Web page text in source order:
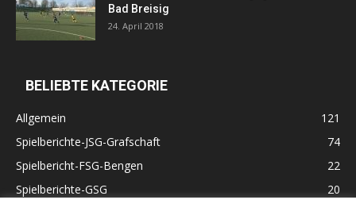
Bad Breisig
24. April 2018
BELIEBTE KATEGORIE
Allgemein
121
Spielberichte-JSG-Grafschaft
74
Spielbericht-FSG-Bengen
22
Spielberichte-GSG
20